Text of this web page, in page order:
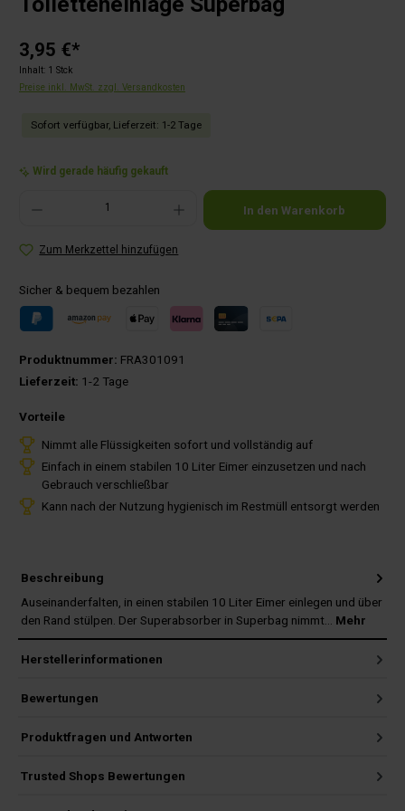
3,95 €*
Inhalt: 1 Stck
Preise inkl. MwSt. zzgl. Versandkosten
Sofort verfügbar, Lieferzeit: 1-2 Tage
Wird gerade häufig gekauft
Produkt Anzahl: Gib den gewünschten Wert ein oder benutze die Schaltflächen um die
In den Warenkorb
Zum Merkzettel hinzufügen
Sicher & bequem bezahlen
Produktnummer: FRA301091
Lieferzeit: 1-2 Tage
Vorteile
Nimmt alle Flüssigkeiten sofort und vollständig auf
Einfach in einem stabilen 10 Liter Eimer einzusetzen und nach
Gebrauch verschließbar
Kann nach der Nutzung hygienisch im Restmüll entsorgt werden
Beschreibung
Auseinanderfalten, in einen stabilen 10 Liter Eimer einlegen und über
den Rand stülpen. Der Superabsorber in Superbag nimmt… Mehr
Herstellerinformationen
Bewertungen
Produktfragen und Antworten
Trusted Shops Bewertungen